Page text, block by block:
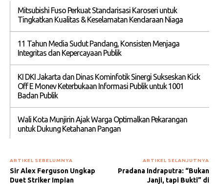
Mitsubishi Fuso Perkuat Standarisasi Karoseri untuk
Tingkatkan Kualitas & Keselamatan Kendaraan Niaga
11 Tahun Media Sudut Pandang, Konsisten Menjaga
Integritas dan Kepercayaan Publik
KI DKI Jakarta dan Dinas Kominfotik Sinergi Sukseskan Kick
Off E Monev Keterbukaan Informasi Publik untuk 1001
Badan Publik
Wali Kota Munjirin Ajak Warga Optimalkan Pekarangan
untuk Dukung Ketahanan Pangan
ARTIKEL SEBELUMNYA
Sir Alex Ferguson Ungkap
Duet Striker Impian
ARTIKEL SELANJUTNYA
Pradana Indraputra: “Bukan
Janji, tapi Bukti” di